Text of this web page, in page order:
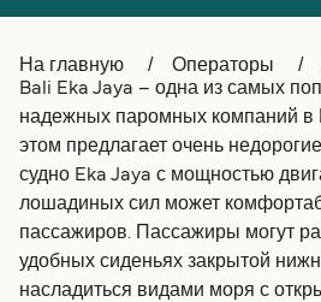
Ελλάδα
Polska
Schweiz (DE)
Україна
На главную Операторы
Bali Eka Jaya – одна из самых
надежных паромных компаний в
этом предлагает очень
судно Eka Jaya с мощностью
лошадиных сил может
пассажиров. Пассажиры могут
удобных сиденьях закрытой
насладиться видами моря с